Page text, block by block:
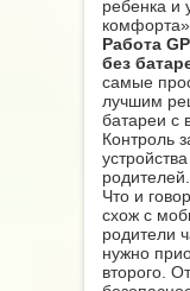
ребенка и
комфорта».
Работа
без
самые
лучшим
батареи с
Контроль
родителей.
Что и
схож с
родители
нужно
второго.